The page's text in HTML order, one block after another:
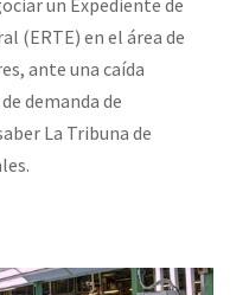
un Expediente de
(ERTE) en el área de
ante una caída
demanda de
La Tribuna de